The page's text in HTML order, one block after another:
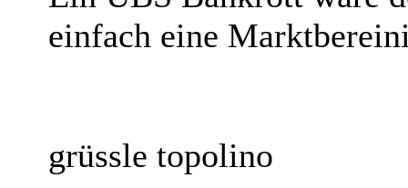
einfach eine
grüssle topolino